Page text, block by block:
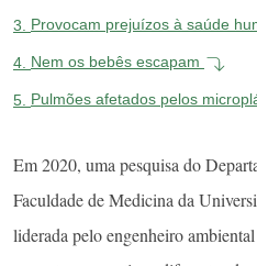
3. Provocam prejuízos à saúde
4. Nem os bebês escapam
5. Pulmões afetados pelos
Em 2020, uma pesquisa do
Faculdade de Medicina da
liderada pelo engenheiro